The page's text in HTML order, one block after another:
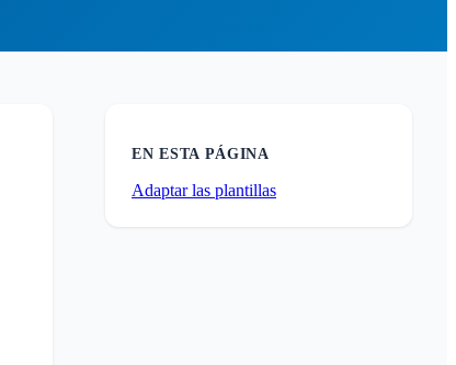
EN ESTA PÁGINA
Adaptar las plantillas